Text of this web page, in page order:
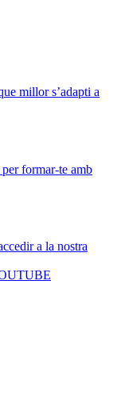
millor s’adapti a
formar-te amb
a la nostra